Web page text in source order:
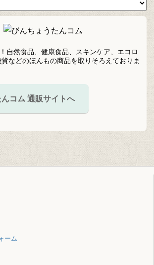
自然食品、健康食品、スキンケア、エコロ
などのほんもの商品を取りそろえておりま
コム 通販サイトへ
ーム